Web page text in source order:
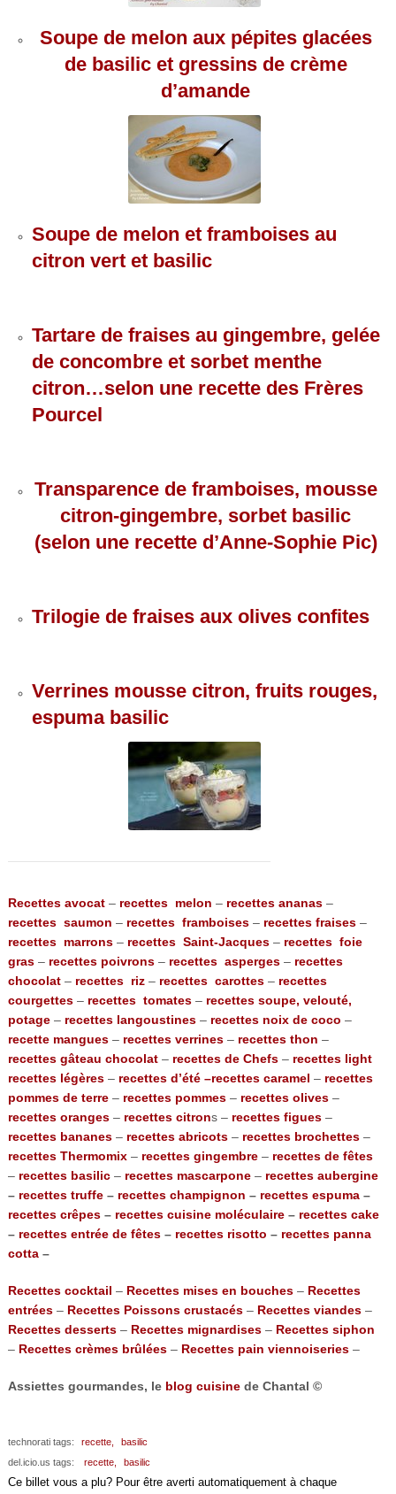
Soupe de melon aux pépites glacées
de basilic et gressins de crème
d’amande
Soupe de melon et framboises au
citron vert et basilic
Tartare de fraises au gingembre, gelée
de concombre et sorbet menthe
citron…selon une recette des Frères
Pourcel
Transparence de framboises, mousse
citron-gingembre, sorbet basilic
(selon une recette d’Anne-Sophie Pic)
Trilogie de fraises aux olives confites
Verrines mousse citron, fruits rouges,
espuma basilic
Recettes avocat– recettes melon – recettes ananas–
recettes saumon – recettes framboises– recettes fraises–
recettes marrons– recettes Saint-Jacques– recettes foie
gras–recettes poivrons– recettes asperges – recettes
chocolat– recettes riz– recettes carottes– recettes
courgettes– recettes tomates– recettes soupe, velouté,
potage– recettes langoustines–recettes noix de coco –
recette mangues– recettes verrines– recettes thon –
recettes gâteau chocolat– recettes de Chefs– recettes light
recettes légères– recettes d’été –recettes caramel – recettes
pommes de terre– recettes pommes– recettes olives–
recettes oranges– recettes citrons – recettes figues–
recettes bananes– recettes abricots– recettes brochettes–
recettes Thermomix– recettes gingembre– recettes de fêtes
– recettes basilic– recettes mascarpone– recettes aubergine
–recettes truffe– recettes champignon – recettes espuma–
recettes crêpes– recettes cuisine moléculaire– recettes cake
– recettes entrée de fêtes– recettes risotto – recettes panna
cotta–
Recettes cocktail – Recettes mises en bouches– Recettes
entrées– Recettes Poissons crustacés– Recettes viandes–
Recettes desserts– Recettes mignardises– Recettes siphon
– Recettes crèmes brûlées– Recettes pain viennoiseries–
Assiettes gourmandes, le blog cuisinede Chantal ©
technorati tags: recette,
basilic
del.icio.us tags:
recette, basilic
Ce billet vous a plu? Pour être averti automatiquement à chaque